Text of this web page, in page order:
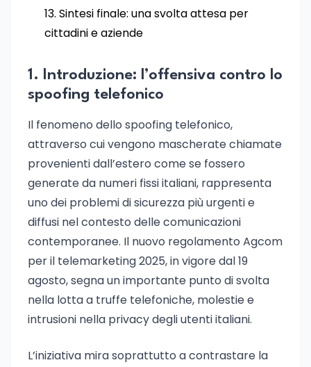
Sintesi finale: una svolta attesa per
cittadini e aziende
1. Introduzione: l’offensiva contro lo
spoofing telefonico
Il fenomeno dello spoofing telefonico,
attraverso cui vengono mascherate chiamate
provenienti dall’estero come se fossero
generate da numeri fissi italiani, rappresenta
uno dei problemi di sicurezza più urgenti e
diffusi nel contesto delle comunicazioni
contemporanee. Il nuovo regolamento Agcom
per il telemarketing 2025, in vigore dal 19
agosto, segna un importante punto di svolta
nella lotta a truffe telefoniche, molestie e
intrusioni nella privacy degli utenti italiani.
L’iniziativa mira soprattutto a contrastare la